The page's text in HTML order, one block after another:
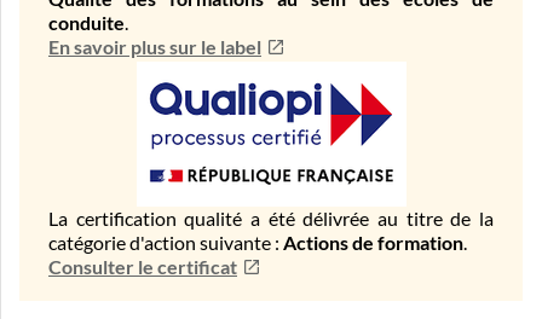
conduite.
En savoir plus sur le label
La certification qualité a été délivrée au titre de la
catégorie d'action suivante : Actions de formation.
Consulter le certificat